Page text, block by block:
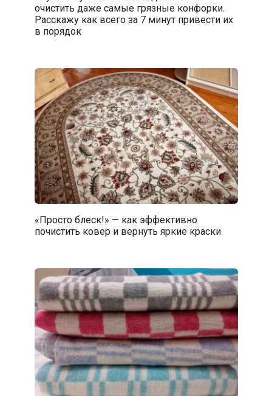
очистить даже самые грязные конфорки.
Расскажу как всего за 7 минут привести их
в порядок
«Просто блеск!» — как эффективно
почистить ковер и вернуть яркие краски